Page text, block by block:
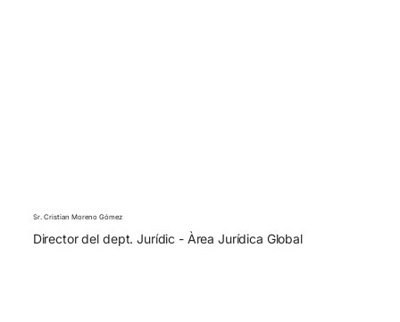
Sr. Cristian Moreno Gómez
Director del dept. Jurídic - Àrea Jurídica Global